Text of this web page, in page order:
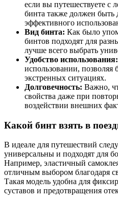
если вы путешествуете с
бинта также должен быть
эффективного
Вид бинта: Как было
бинтов подходят для
лучше всего выбрать
Удобство использования:
использовании, позволяя
экстренных ситуациях.
Долговечность: Важно,
свойства даже при
воздействии внешних
Какой бинт взять в
В идеале для путешествий
универсальны и подходят для
Например, эластичный
отличным выбором благодаря
Такая модель удобна для
суставов и предотвращения